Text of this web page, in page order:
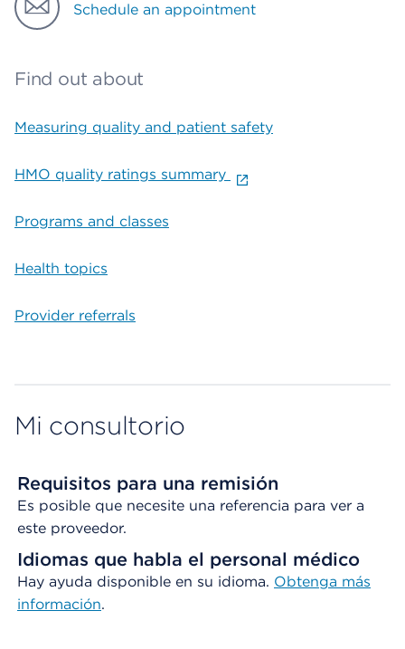
Schedule an appointment
Find out about
Measuring quality and patient safety
HMO quality ratings summary
Programs and classes
Health topics
Provider referrals
Mi consultorio
Requisitos para una remisión
Es posible que necesite una referencia para ver a
este proveedor.
Idiomas que habla el personal médico
Hay ayuda disponible en su idioma. Obtenga más
información.